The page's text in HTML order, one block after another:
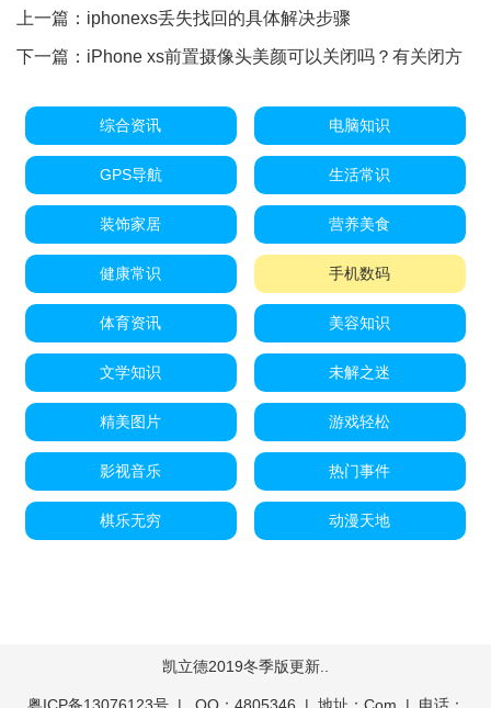
上一篇： iphonexs丢失找回的具体解决步骤
下一篇： iPhone xs前置摄像头美颜可以关闭吗？有关闭方
综合资讯 电脑知识
GPS导航 生活常识
装饰家居 营养美食
健康常识 手机数码
体育资讯 美容知识
文学知识 未解之迷
精美图片 游戏轻松
影视音乐 热门事件
棋乐无穷 动漫天地
凯立德2019冬季版更新..